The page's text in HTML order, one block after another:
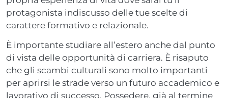
protagonista indiscusso delle tue scelte di
carattere formativo e relazionale.
È importante studiare all’estero anche dal punto
di vista delle opportunità di carriera. È risaputo
che gli scambi culturali sono molto importanti
per aprirsi le strade verso un futuro accademico e
lavorativo di successo. Possedere, già al termine